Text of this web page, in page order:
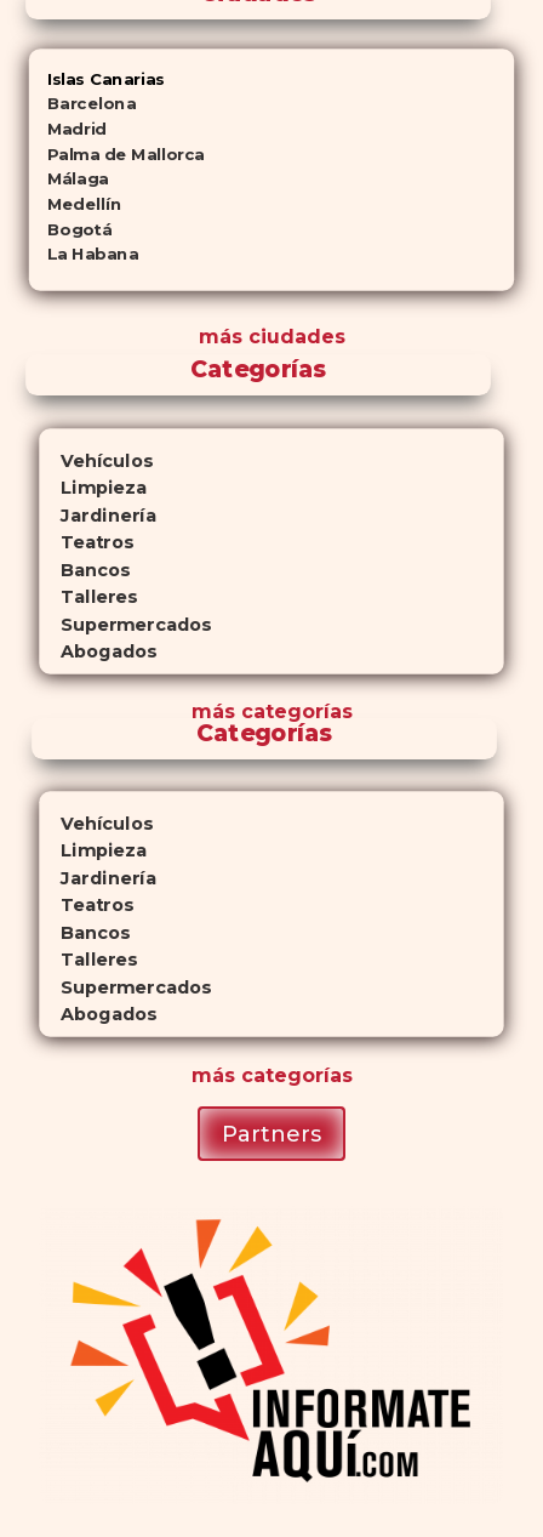
Islas Canarias
Barcelona
Madrid
Palma de Mallorca
Málaga
Medellín
Bogotá
La Habana
más ciudades
Categorías
Vehículos
Limpieza
Jardinería
Teatros
Bancos
Talleres
Supermercados
Abogados
máscategorías
Categorías
Vehículos
Limpieza
Jardinería
Teatros
Bancos
Talleres
Supermercados
Abogados
máscategorías
Partners